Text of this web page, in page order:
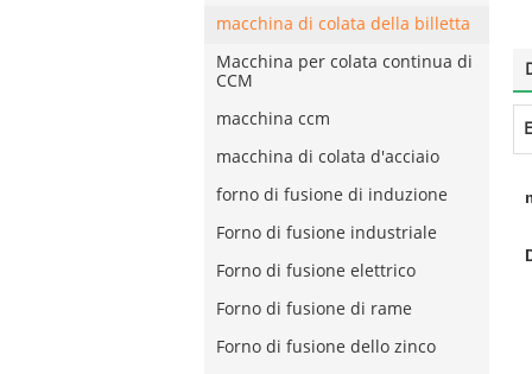
macchina di colata della billetta
Macchina per colata continua di
CCM
macchina ccm
macchina di colata d'acciaio
forno di fusione di induzione
Forno di fusione industriale
Forno di fusione elettrico
Forno di fusione di rame
Forno di fusione dello zinco